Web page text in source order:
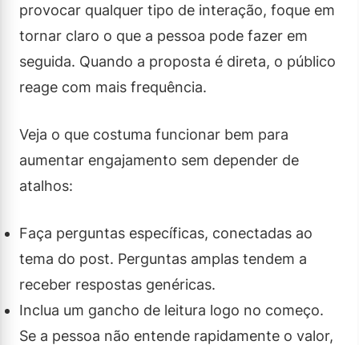
provocar qualquer tipo de interação, foque em
tornar claro o que a pessoa pode fazer em
seguida. Quando a proposta é direta, o público
reage com mais frequência.
Veja o que costuma funcionar bem para
aumentar engajamento sem depender de
atalhos:
Faça perguntas específicas, conectadas ao
tema do post. Perguntas amplas tendem a
receber respostas genéricas.
Inclua um gancho de leitura logo no começo.
Se a pessoa não entende rapidamente o valor,